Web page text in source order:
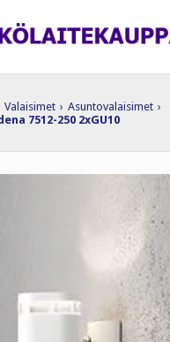
Valaisimet › Asuntovalaisimet ›
7512-250 2xGU10